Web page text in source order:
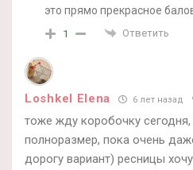
это прямо прекрасное
1 Ответить
Loshkel Elena 6 лет назад
тоже жду коробочку
полноразмер, пока очень
дорогу вариант) ресницы